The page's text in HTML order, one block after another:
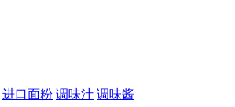
进口面粉 调味汁 调味酱